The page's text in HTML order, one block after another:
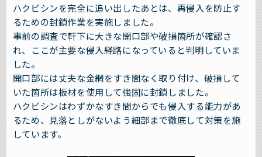
ハクビシンを完全に追い出したあとは、再侵入を防止す
るための封鎖作業を実施しました。
事前の調査で軒下に大きな開口部や破損箇所が確認さ
れ、ここが主要な侵入経路になっていると判明していま
した。
開口部には丈夫な金網をすき間なく取り付け、破損して
いた箇所は板材を使用して強固に封鎖しました。
ハクビシンはわずかなすき間からでも侵入する能力があ
るため、見落としがないよう細部まで徹底して対策を施
しています。